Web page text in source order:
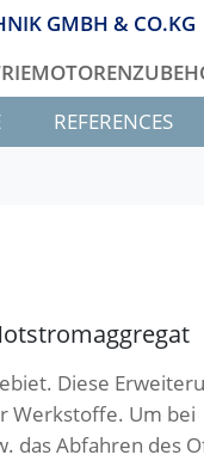
GMBH & CO.KG
REFERENCES
Diese
Werkstoffe. Um bei
das Abfahren des